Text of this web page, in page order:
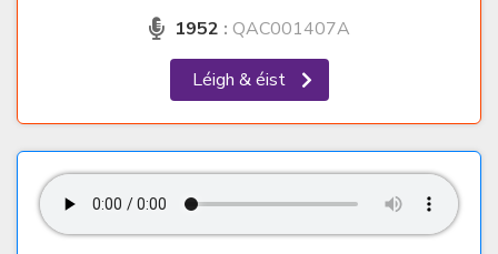
1952 : QAC001407A
Léigh & éist